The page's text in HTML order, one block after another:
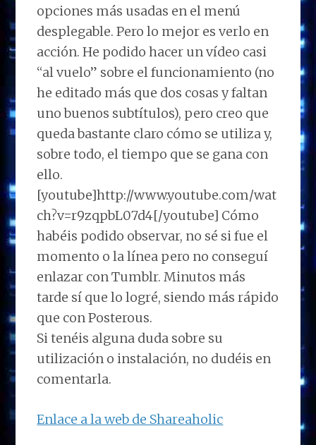
opciones más usadas en el menú
desplegable. Pero lo mejor es verlo en
acción. He podido hacer un vídeo casi
“al vuelo” sobre el funcionamiento (no
he editado más que dos cosas y faltan
uno buenos subtítulos), pero creo que
queda bastante claro cómo se utiliza y,
sobre todo, el tiempo que se gana con
ello.
[youtube]http://www.youtube.com/wat
ch?v=r9zqpbL07d4[/youtube] Cómo
habéis podido observar, no sé si fue el
momento o la línea pero no conseguí
enlazar con Tumblr. Minutos más
tarde sí que lo logré, siendo más rápido
que con Posterous.
Si tenéis alguna duda sobre su
utilización o instalación, no dudéis en
comentarla.
Enlace a la web de Shareaholic